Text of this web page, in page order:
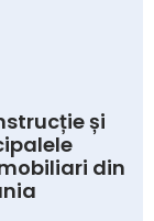
și
din